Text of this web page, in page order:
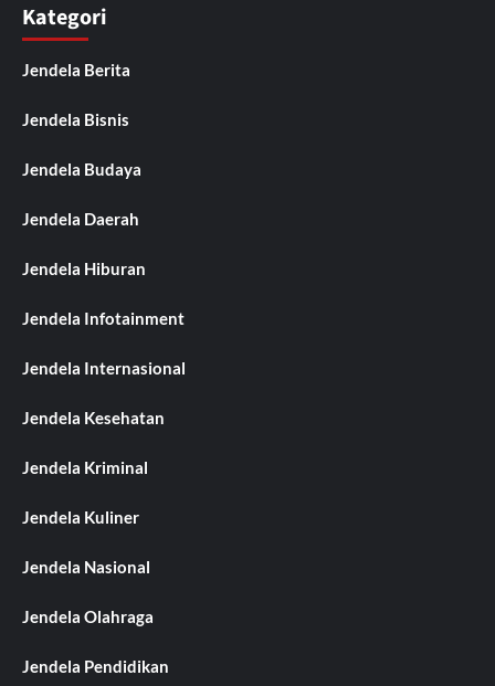
Kategori
Jendela Berita
Jendela Bisnis
Jendela Budaya
Jendela Daerah
Jendela Hiburan
Jendela Infotainment
Jendela Internasional
Jendela Kesehatan
Jendela Kriminal
Jendela Kuliner
Jendela Nasional
Jendela Olahraga
Jendela Pendidikan